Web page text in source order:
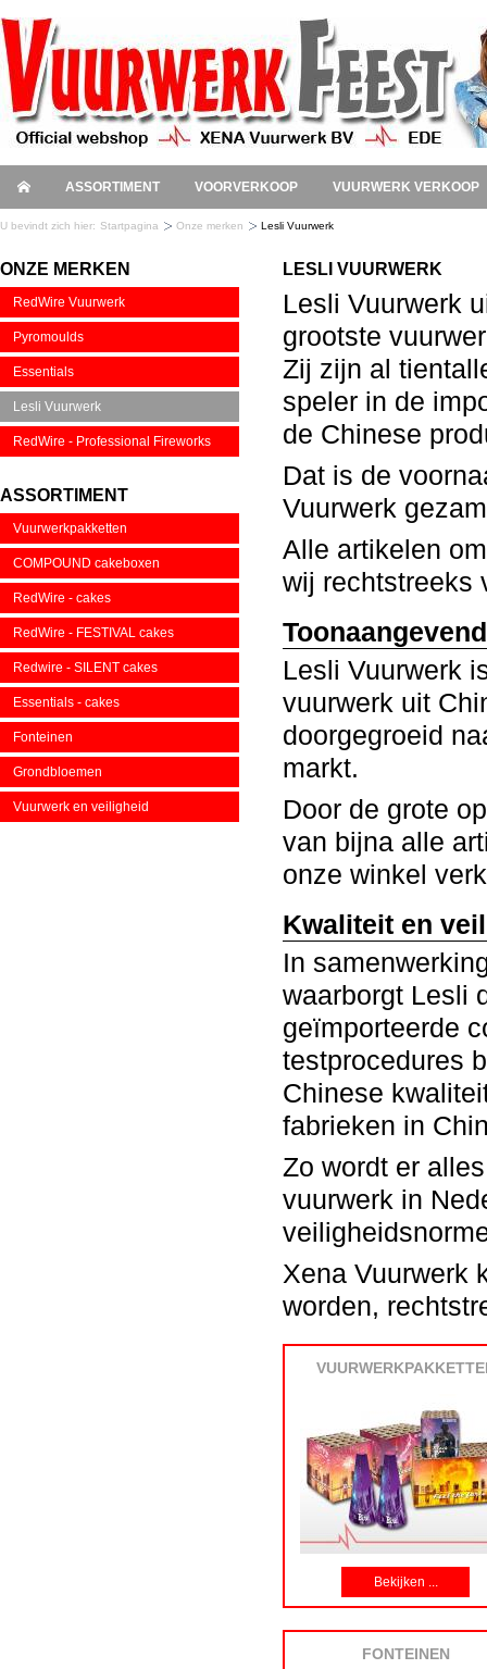
ASSORTIMENT VOORVERKOOP VUURWERK VERKOOP
U bevindt zich hier: Startpagina Onze merken Lesli Vuurwerk
ONZE MERKEN
RedWire Vuurwerk
Pyromoulds
Essentials
Lesli Vuurwerk
RedWire - Professional Fireworks
ASSORTIMENT
Vuurwerkpakketten
COMPOUND cakeboxen
RedWire - cakes
RedWire - FESTIVAL cakes
Redwire - SILENT cakes
Essentials - cakes
Fonteinen
Grondbloemen
Vuurwerk en veiligheid
LESLI VUURWERK
Lesli Vuurwerk
grootste
Zij zijn al
speler in de
de Chinese
Dat is de
Vuurwerk
Alle artikelen
wij rechtstreeks
Lesli Vuurwerk
vuurwerk uit
doorgegroeid
markt.
Door de grote
van bijna alle
onze winkel
Kwaliteit en
In
waarborgt Lesli
geïmporteerde
testprocedures
Chinese
fabrieken in
Zo wordt er
vuurwerk in
Xena Vuurwerk
worden,
Bekijken ...
FONTEINEN